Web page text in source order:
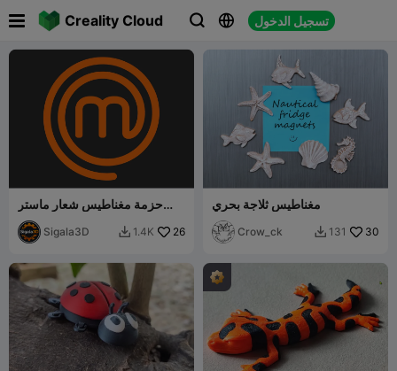
Creality Cloud   تسجيل الدخول
 
حزمة مغناطيس شعار ماستر
Sigala3D  1.4K 26
مغناطيس ثلاجة بحري
Crow_ck  131 30